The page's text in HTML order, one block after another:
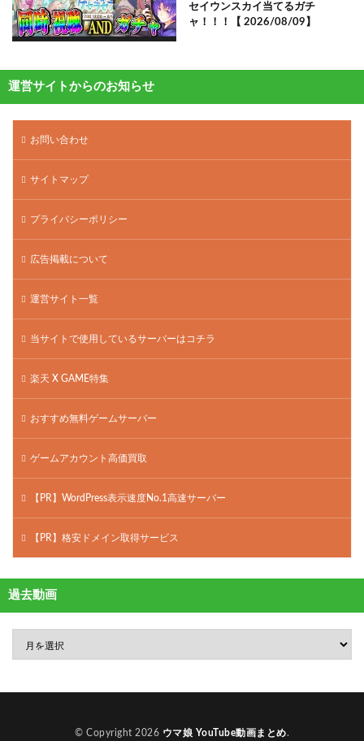
セイウンスカイ当てるガチ
ャ！！！【 2026/08/09】
運営サイトからのお知らせ
お問い合わせ
サイトマップ
プライバシーポリシー
広告掲載について
運営サイト一覧
当サイトで使用しているサーバーはコチラ
楽天 X GAME特集
おすすめ無料ゲームサーバー
ゲームアカウント高価買取
【PR】WordPress表示速度No.1高速サーバー
【PR】格安ドメイン取得サービス
過去動画
© Copyright 2026 ウマ娘 YouTube動画まとめ.